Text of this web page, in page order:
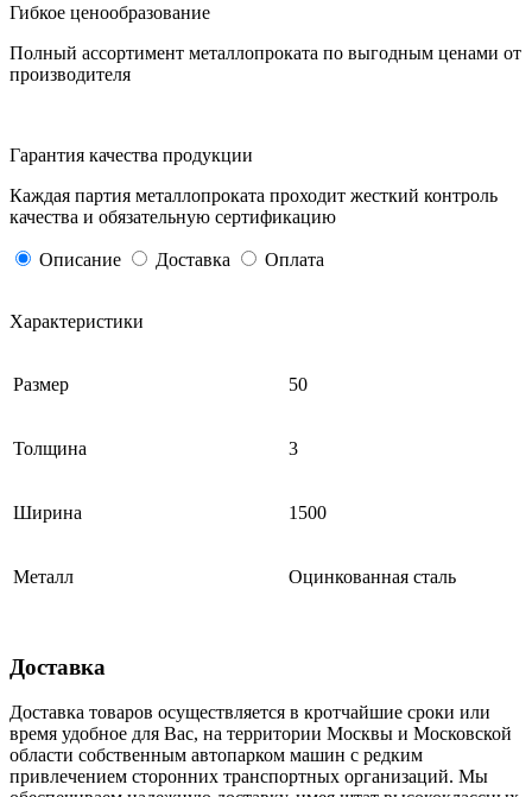
Гибкое ценообразование
Полный ассортимент металлопроката по выгодным ценами от
производителя
Гарантия качества продукции
Каждая партия металлопроката проходит жесткий контроль
качества и обязательную сертификацию
Описание Доставка Оплата
Характеристики
Размер 50
Толщина 3
Ширина 1500
Металл Оцинкованная сталь
Доставка
Доставка товаров осуществляется в кротчайшие сроки или
время удобное для Вас, на территории Москвы и Московской
области собственным автопарком машин с редким
привлечением сторонних транспортных организаций. Мы